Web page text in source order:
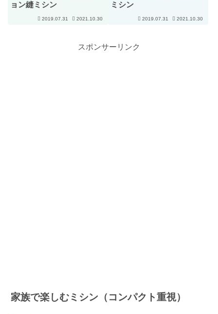
ョン縫ミシン
2019.07.31 2021.10.30
ミシン
2019.07.31 2021.10.30
スポンサーリンク
家族で楽しむミシン（コンパクト重視）